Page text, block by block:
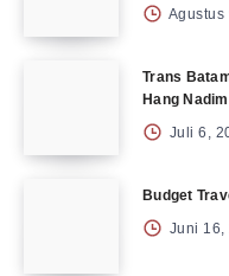
Agustus
Trans
Hang Nadim
Juli 6,
Budget
Juni 16,